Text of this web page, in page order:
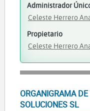
Administrador
Celeste Herrero
Propietario
Celeste Herrero
ORGANIGRAMA
SOLUCIONES SL